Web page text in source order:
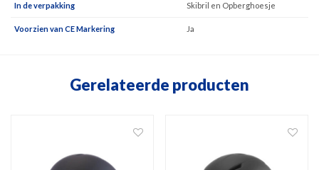
In de verpakking Skibril en Opberghoesje
Voorzien van CE Markering Ja
Gerelateerde producten